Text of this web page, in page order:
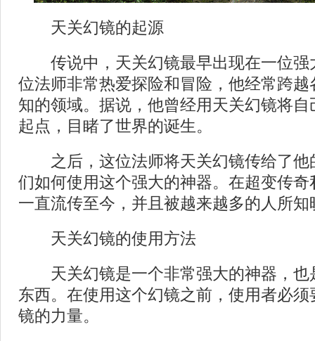
天关幻镜的起源
传说中，天关幻镜最早出现在一位强
位法师非常热爱探险和冒险，他经常跨
知的领域。据说，他曾经用天关幻镜将
起点，目睹了世界的诞生。
之后，这位法师将天关幻镜传给了他
们如何使用这个强大的神器。在超变传
一直流传至今，并且被越来越多的人所知
天关幻镜的使用方法
天关幻镜是一个非常强大的神器，也
东西。在使用这个幻镜之前，使用者必
镜的力量。